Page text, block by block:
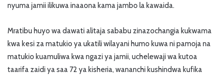
nyuma jamii ilikuwa inaaona kama jambo la kawaida.
Mratibu huyo wa dawati alitaja sababu zinazochangia kukwama
kwa kesi za matukio ya ukatili wilayani humo kuwa ni pamoja na
matukio kuamuliwa kwa ngazi ya jamii, uchelewaji wa kutoa
taarifa zaidi ya saa 72 ya kisheria, wananchi kushindwa kufika